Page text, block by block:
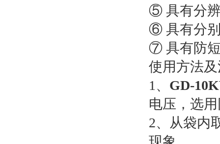
⑤ 具有分
⑥ 具有分
⑦ 具有防
使用方法
1、 GD-
电压，选
2、从袋内